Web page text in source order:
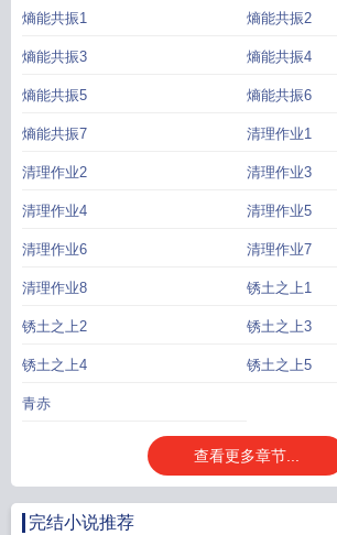
熵能共振1 熵能共振2
熵能共振3 熵能共振4
熵能共振5 熵能共振6
熵能共振7 清理作业1
清理作业2 清理作业3
清理作业4 清理作业5
清理作业6 清理作业7
清理作业8 锈土之上1
锈土之上2 锈土之上3
锈土之上4 锈土之上5
青赤
查看更多章节...
完结小说推荐